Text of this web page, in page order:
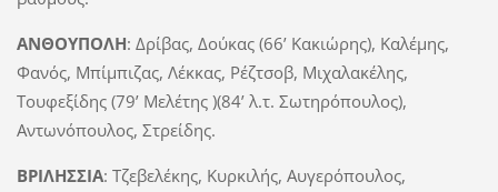
ΑΝΘΟΥΠΟΛΗ: Δρίβας, Δούκας (66’ Κακιώρης), Καλέμης,
Φανός, Μπίμπιζας, Λέκκας, Ρέζτσοβ, Μιχαλακέλης,
Τουφεξίδης (79’ Μελέτης )(84’ λ.τ. Σωτηρόπουλος),
Αντωνόπουλος, Στρείδης.
ΒΡΙΛΗΣΣΙΑ: Τζεβελέκης, Κυρκιλής, Αυγερόπουλος,